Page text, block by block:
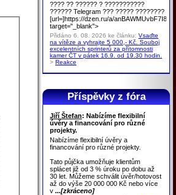
???? ?? ?????? ? ???????????
?????? Telegram ??? ????? ????????
[url=]https://dzen.ru/a/
target="_blank">
Přidáno 6. 08. 2026 ke článku: Vsaďte
na vítěze a vyhrajte 5 000,- Kč. Souboj
excelentních sprinterů za přítomnosti
kamer ČT v pátek 16.9. od 19.30 hodin.
> Reakce
Příspěvky z fóra
Jiří Štefan: Nabízíme flexibilní
úvěry a financování pro různé
projekty.
Nabízíme flexibilní úvěry a
financování pro různé projekty.
Tato půjčka umožňuje klientům
splácet již od 3 % úroku po dobu až
30 let. Můžeme schválit úvěr/hotovost
až do výše 20 000 000 Kč nebo více
v ...[zkráceno]